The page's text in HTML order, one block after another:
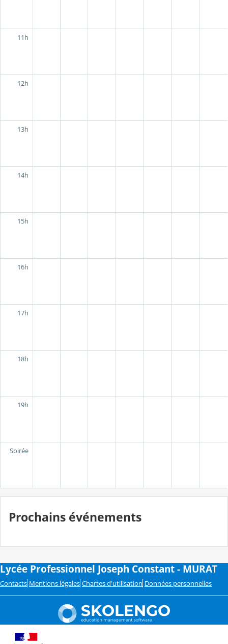
11h
12h
13h
14h
15h
16h
17h
18h
19h
Soirée
Prochains événements
Lycée Professionnel Joseph Constant - MURAT
Contacts Mentions légales Chartes d'utilisation Données personnelles